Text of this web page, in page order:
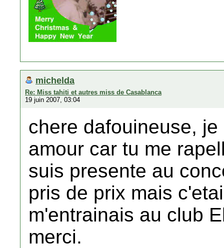
michelda
Re: Miss tahiti et autres miss de Casablanca
19 juin 2007, 03:04
chere dafouineuse,
amour car tu me
suis presente au
pris de prix mais
m'entrainais au club
merci.